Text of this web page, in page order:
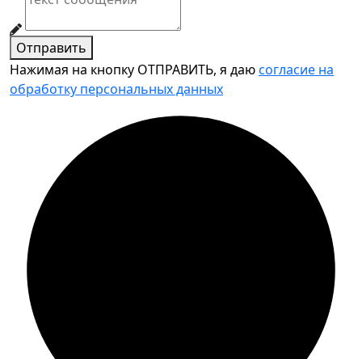
Отправить
Нажимая на кнопку ОТПРАВИТЬ, я даюсогласие на
обработку персональных данных